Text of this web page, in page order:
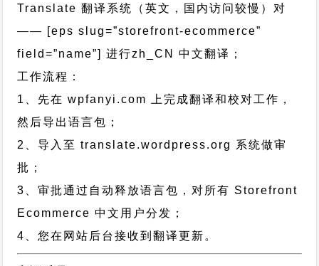
Translate 翻译系统（英文，国内访问较慢）对
—— [eps slug=”storefront-ecommerce”
field=”name”]进行zh_CN
中文翻译；
工作流程：
1、先在 wpfanyi.com 上完成翻译和校对工作，
然后导出语言包；
2、导入至 translate.wordpress.org 系统做审
批；
3、审批通过自动释放语言包，对所有 Storefront
Ecommerce 中文用户分发；
4、您在网站后台接收到翻译更新。